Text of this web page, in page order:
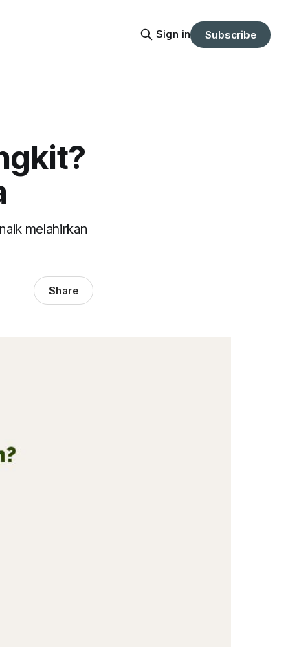
Sign in Subscribe
melahirkan
Share